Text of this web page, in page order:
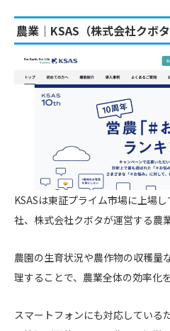
農業｜KSAS（株式会社クボタ
KSASは東証プライム市場に上場
社、株式会社クボタが運営する農
農園の生育状況や農作物の収穫量
理することで、農業全体の効率化
スマートフォンにも対応している